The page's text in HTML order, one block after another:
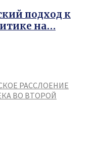
подход к
на…
РАССЛОЕНИЕ
ВО ВТОРОЙ